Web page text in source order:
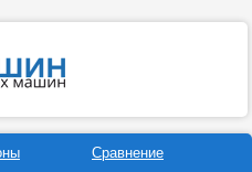
Сравнение